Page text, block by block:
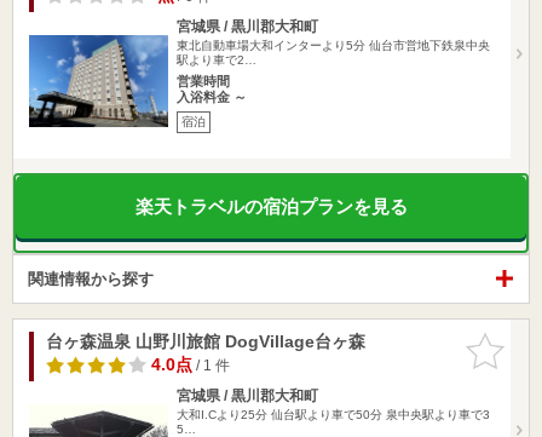
宮城県 / 黒川郡大和町
東北自動車場大和インターより5分 仙台市営地下鉄泉中央
駅より車で2…
営業時間
入浴料金 ～
宿泊
楽天トラベルの宿泊プランを見る
関連情報から探す
お気に入
りに追加
台ヶ森温泉 山野川旅館 DogVillage台ヶ森
4.0点/ 1 件
宮城県 / 黒川郡大和町
大和I.Cより25分 仙台駅より車で50分 泉中央駅より車で3
5…